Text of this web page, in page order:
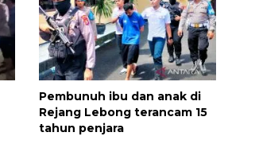
Pembunuh ibu dan anak di
Rejang Lebong terancam 15
tahun penjara